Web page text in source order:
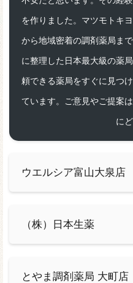
を作りました。マツモトキ
から地域密着の調剤薬局ま
に整理した日本最大級の薬
頼できる薬局をすぐに見つ
ています。ご意見やご提案
に
ウエルシア富山大泉店
（株）日本生薬
とやま調剤薬局 大町店